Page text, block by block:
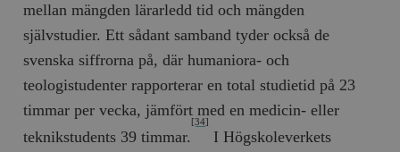
mellan mängden lärarledd tid och mängden
självstudier. Ett sådant samband tyder också de
svenska siffrorna på, där humaniora- och
teologistudenter rapporterar en total studietid på 23
timmar per vecka, jämfört med en medicin- eller
teknikstudents 39 timmar.
[34]
I Högskoleverkets